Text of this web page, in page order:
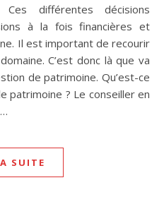
différentes décisions
à la fois financières et
Il est important de recourir
C’est donc là que va
de patrimoine. Qu’est-ce
patrimoine ? Le conseiller en
SUITE